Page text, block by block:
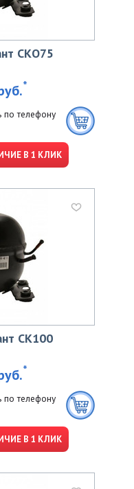
СКО75
*
по телефону
В 1 КЛИК
CK100
*
по телефону
В 1 КЛИК